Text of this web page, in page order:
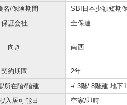
名/保険期間
SBI日本少額短期
保証会社 全保連
向き 南西
契約期間
2年
/所在階/階建
-/ 3階/ 8階建 地下
/入居可能日
空家/即時